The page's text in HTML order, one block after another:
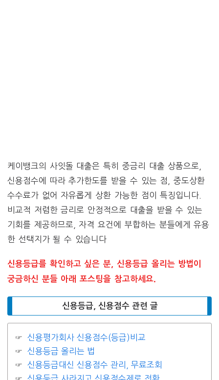
케이뱅크의 사잇돌 대출은 특히 중금리 대출 상품으로,
신용점수에 따라 추가한도를 받을 수 있는 점, 중도상환
수수료가 없어 자유롭게 상환 가능한 점이 특징입니다.
비교적 저렴한 금리로 안정적으로 대출을 받을 수 있는
기회를 제공하므로, 자격 요건에 부합하는 분들에게 유용
한 선택지가 될 수 있습니다​
신용등급를 확인하고 싶은 분, 신용등급 올리는 방법이
궁금하신 분들 아래 포스팅을 참고하세요.
신용등급, 신용점수 관련 글
신용평가회사 신용점수(등급)비교
신용등급 올리는 법
신용등급대신 신용점수 관리, 무료조회